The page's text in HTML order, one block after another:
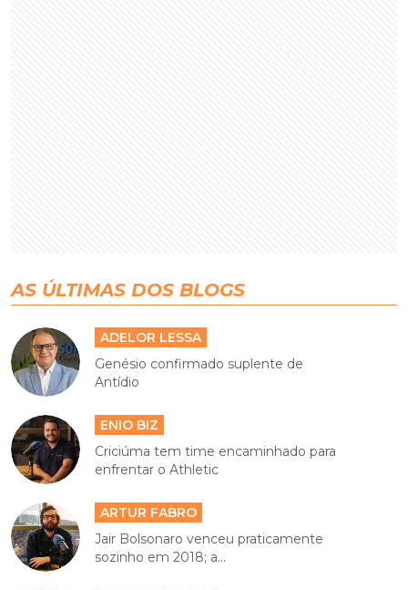
AS ÚLTIMAS DOS BLOGS
ADELOR LESSA
Genésio confirmado suplente de
Antídio
ENIO BIZ
Criciúma tem time encaminhado para
enfrentar o Athletic
ARTUR FABRO
Jair Bolsonaro venceu praticamente
sozinho em 2018; a...